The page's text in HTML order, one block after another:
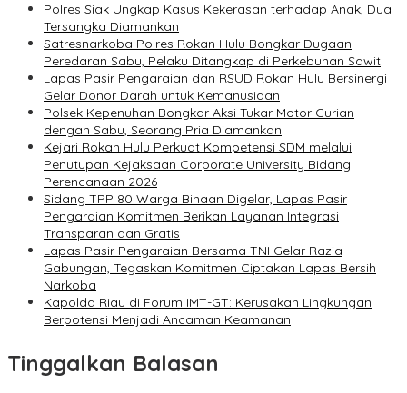
Polres Siak Ungkap Kasus Kekerasan terhadap Anak, Dua
Tersangka Diamankan
Satresnarkoba Polres Rokan Hulu Bongkar Dugaan
Peredaran Sabu, Pelaku Ditangkap di Perkebunan Sawit
Lapas Pasir Pengaraian dan RSUD Rokan Hulu Bersinergi
Gelar Donor Darah untuk Kemanusiaan
Polsek Kepenuhan Bongkar Aksi Tukar Motor Curian
dengan Sabu, Seorang Pria Diamankan
Kejari Rokan Hulu Perkuat Kompetensi SDM melalui
Penutupan Kejaksaan Corporate University Bidang
Perencanaan 2026
Sidang TPP 80 Warga Binaan Digelar, Lapas Pasir
Pengaraian Komitmen Berikan Layanan Integrasi
Transparan dan Gratis
Lapas Pasir Pengaraian Bersama TNI Gelar Razia
Gabungan, Tegaskan Komitmen Ciptakan Lapas Bersih
Narkoba
Kapolda Riau di Forum IMT-GT: Kerusakan Lingkungan
Berpotensi Menjadi Ancaman Keamanan
Tinggalkan Balasan